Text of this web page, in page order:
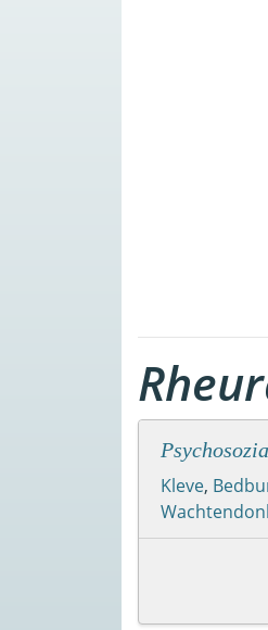
Kleve,